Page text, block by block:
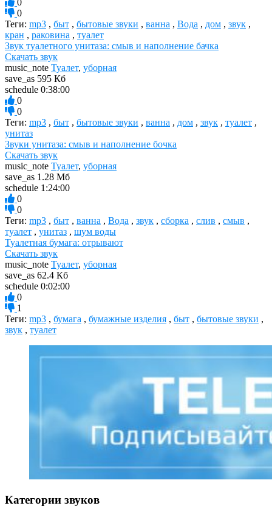
0
0
Теги: mp3 , быт , бытовые звуки , ванна , Вода , дом , звук ,
кран , раковина , туалет
Звук туалетного унитаза: смыв и наполнение бачка
Скачать звук
music_note Туалет, уборная
save_as 595 Кб
schedule 0:38:00
0
0
Теги: mp3 , быт , бытовые звуки , ванна , дом , звук , туалет ,
унитаз
Звуки унитаза: смыв и наполнение бочка
Скачать звук
music_note Туалет, уборная
save_as 1.28 Мб
schedule 1:24:00
0
0
Теги: mp3 , быт , ванна , Вода , звук , сборка , слив , смыв ,
туалет , унитаз , шум воды
Туалетная бумага: отрывают
Скачать звук
music_note Туалет, уборная
save_as 62.4 Кб
schedule 0:02:00
0
1
Теги: mp3 , бумага , бумажные изделия , быт , бытовые звуки ,
звук , туалет
Категории звуков